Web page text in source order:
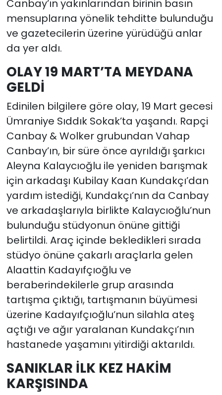
Canbay’ın yakınlarından birinin basın
mensuplarına yönelik tehditte bulunduğu
ve gazetecilerin üzerine yürüdüğü anlar
da yer aldı.
OLAY 19 MART’TA MEYDANA
GELDİ
Edinilen bilgilere göre olay, 19 Mart gecesi
Ümraniye Sıddık Sokak’ta yaşandı. Rapçi
Canbay & Wolker grubundan Vahap
Canbay’ın, bir süre önce ayrıldığı şarkıcı
Aleyna Kalaycıoğlu ile yeniden barışmak
için arkadaşı Kubilay Kaan Kundakçı’dan
yardım istediği, Kundakçı’nın da Canbay
ve arkadaşlarıyla birlikte Kalaycıoğlu’nun
bulunduğu stüdyonun önüne gittiği
belirtildi. Araç içinde bekledikleri sırada
stüdyo önüne çakarlı araçlarla gelen
Alaattin Kadayıfçıoğlu ve
beraberindekilerle grup arasında
tartışma çıktığı, tartışmanın büyümesi
üzerine Kadayıfçıoğlu’nun silahla ateş
açtığı ve ağır yaralanan Kundakçı’nın
hastanede yaşamını yitirdiği aktarıldı.
SANIKLAR İLK KEZ HAKİM
KARŞISINDA